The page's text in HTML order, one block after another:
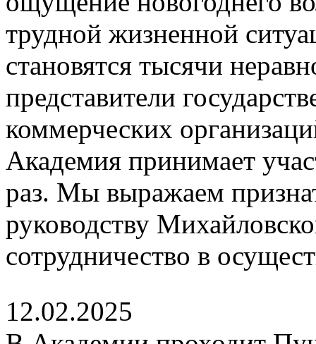
трудной жизненной
становятся тысячи
представители
коммерческих
Академия принимает
раз. Мы выражаем
руководству
сотрудничество в
12.02.2025